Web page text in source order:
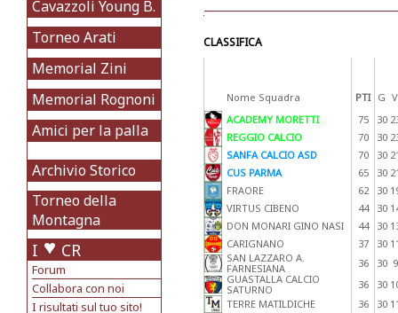
Cavazzoli Young B.
Torneo Arati
Memorial Zini
Memorial Rognoni
Amici per la palla
Archivio Storico
Torneo della
Montagna
I CR
Forum
Collabora con noi
I risultati sul tuo sito!
CLASSIFICA
Nome Squadra PTI G V
ACADEMY MORETTI
75 30
REGGIO CALCIO
70 30
SANFA CALCIO ASD
70 30
CUS PARMA
65 30
FRAORE
62 30
VIRTUS CIBENO
44 30
DON MONARI GINO NASI
44 30
CARIGNANO
37 30
SAN LAZZARO A.
FARNESIANA
36 30 9
GUASTALLA CALCIO
SATURNO
36 30
TERRE MATILDICHE
36 30